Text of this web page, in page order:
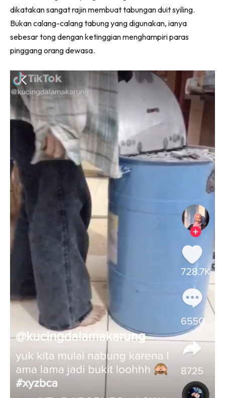
dikatakan sangat rajin membuat tabungan duit syiling.
Bukan calang-calang tabung yang digunakan, ianya
sebesar tong dengan ketinggian menghampiri paras
pinggang orang dewasa.